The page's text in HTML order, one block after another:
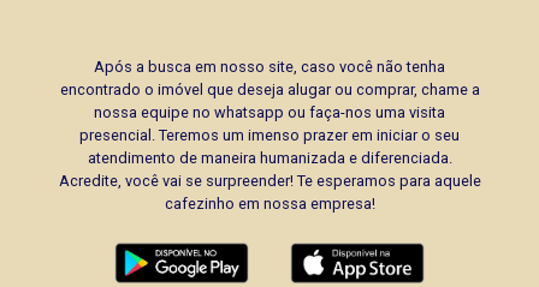
Após a busca em nosso site, caso você não tenha
encontrado o imóvel que deseja alugar ou comprar, chame a
nossa equipe no whatsapp ou faça-nos uma visita
presencial. Teremos um imenso prazer em iniciar o seu
atendimento de maneira humanizada e diferenciada.
Acredite, você vai se surpreender! Te esperamos para aquele
cafezinho em nossa empresa!